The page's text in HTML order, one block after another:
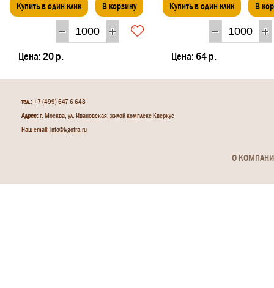
Купить в один клик В корзину
Цена: 20 р.
Купить в один клик В
Цена: 64 р.
тел.:+7 (499) 647 6 648
Адрес:г. Москва, ул. Ивановская, жилой комплекс Кверкус
Наш email: info@ivgofra.ru
О